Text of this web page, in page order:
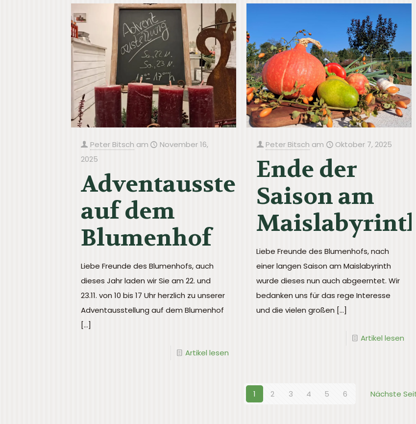
Peter Bitsch am
November 16,
2025
Adventausstellung
auf dem
Blumenhof
Liebe Freunde des Blumenhofs, auch
dieses Jahr laden wir Sie am 22. und
23.11. von 10 bis 17 Uhr herzlich zu unserer
Adventausstellung auf dem Blumenhof
[…]
Artikel lesen
Peter Bitsch am Oktober 7, 2025
Ende der
Saison am
Maislabyrinth
Liebe Freunde des Blumenhofs, nach
einer langen Saison am Maislabyrinth
wurde dieses nun auch abgeerntet. Wir
bedanken uns für das rege Interesse
und die vielen großen […]
Artikel lesen
1 2 3 4 5 6 Nächste